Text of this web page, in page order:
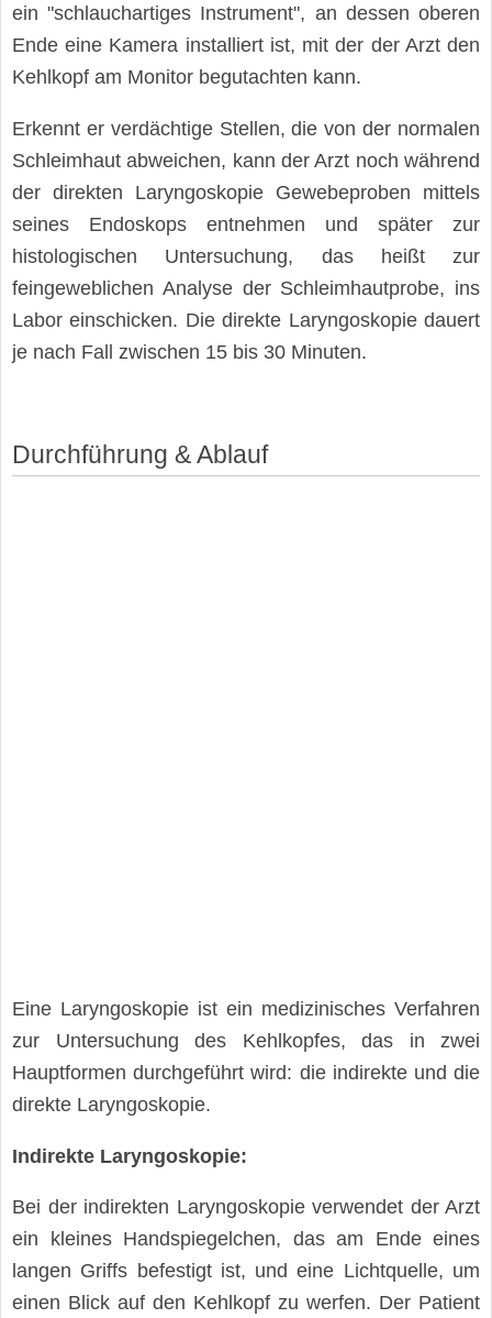
ein "schlauchartiges Instrument", an dessen oberen
Ende eine Kamera installiert ist, mit der der Arzt den
Kehlkopf am Monitor begutachten kann.
Erkennt er verdächtige Stellen, die von der normalen
Schleimhaut abweichen, kann der Arzt noch während
der direkten Laryngoskopie Gewebeproben mittels
seines Endoskops entnehmen und später zur
histologischen Untersuchung, das heißt zur
feingeweblichen Analyse der Schleimhautprobe, ins
Labor einschicken. Die direkte Laryngoskopie dauert
je nach Fall zwischen 15 bis 30 Minuten.
Durchführung & Ablauf
Eine Laryngoskopie ist ein medizinisches Verfahren
zur Untersuchung des Kehlkopfes, das in zwei
Hauptformen durchgeführt wird: die indirekte und die
direkte Laryngoskopie.
Indirekte Laryngoskopie:
Bei der indirekten Laryngoskopie verwendet der Arzt
ein kleines Handspiegelchen, das am Ende eines
langen Griffs befestigt ist, und eine Lichtquelle, um
einen Blick auf den Kehlkopf zu werfen. Der Patient